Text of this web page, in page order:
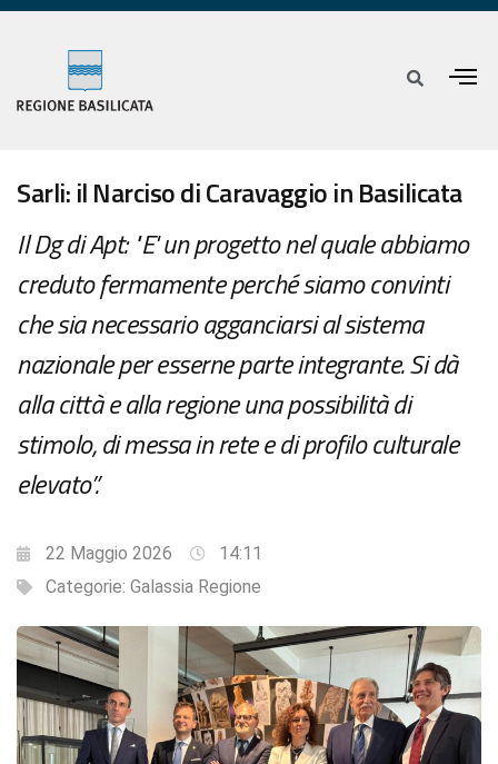
Sarli: il Narciso di Caravaggio in Basilicata
Il Dg di Apt: "E' un progetto nel quale abbiamo
creduto fermamente perché siamo convinti
che sia necessario agganciarsi al sistema
nazionale per esserne parte integrante. Si dà
alla città e alla regione una possibilità di
stimolo, di messa in rete e di profilo culturale
elevato”.
22 Maggio 2026
14:11
Categorie: Galassia Regione